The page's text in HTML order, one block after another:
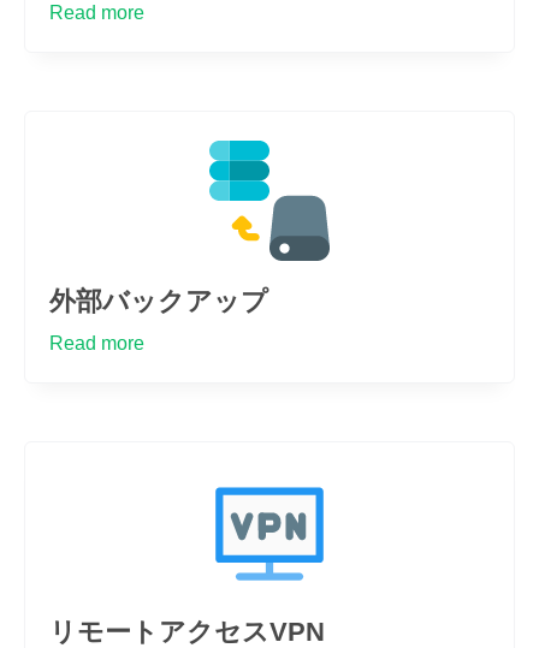
Read more
外部バックアップ
Read more
リモートアクセスVPN